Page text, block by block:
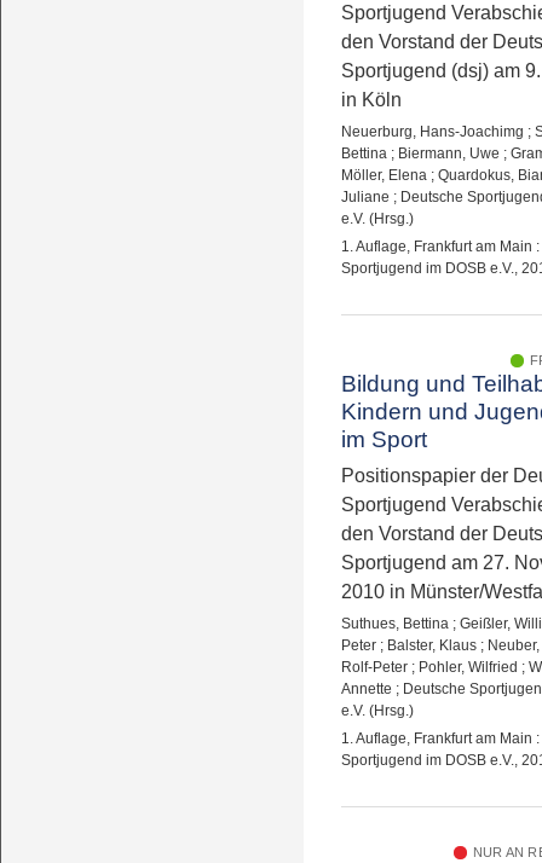
Sportjugend
den Vorstand der
Sportjugend (dsj) am
in Köln
Neuerburg, Hans-Joachimg ;
Bettina ; Biermann, Uwe ;
Möller, Elena ; Quardokus,
Juliane ; Deutsche
e.V. (Hrsg.)
1. Auflage, Frankfurt am Main
Sportjugend im DOSB e.V.,
Bildung und
Kindern und
im Sport
Positionspapier der
Sportjugend
den Vorstand der
Sportjugend am 27.
2010 in Münster/
Suthues, Bettina ; Geißler, Willi
Peter ; Balster, Klaus ;
Rolf-Peter ; Pohler, Wilfried ;
Annette ; Deutsche
e.V. (Hrsg.)
1. Auflage, Frankfurt am Main
Sportjugend im DOSB e.V.,
NUR AN